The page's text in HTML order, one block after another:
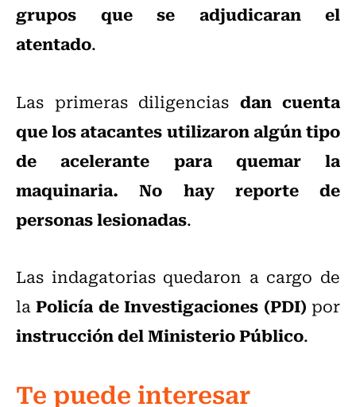
grupos que se adjudicaran el
atentado.
Las primeras diligencias dan cuenta
que los atacantes utilizaron algún tipo
de acelerante para quemar la
maquinaria. No hay reporte de
personas lesionadas.
Las indagatorias quedaron a cargo de
laPolicía de Investigaciones (PDI) por
instrucción del Ministerio Público.
Te puede interesar